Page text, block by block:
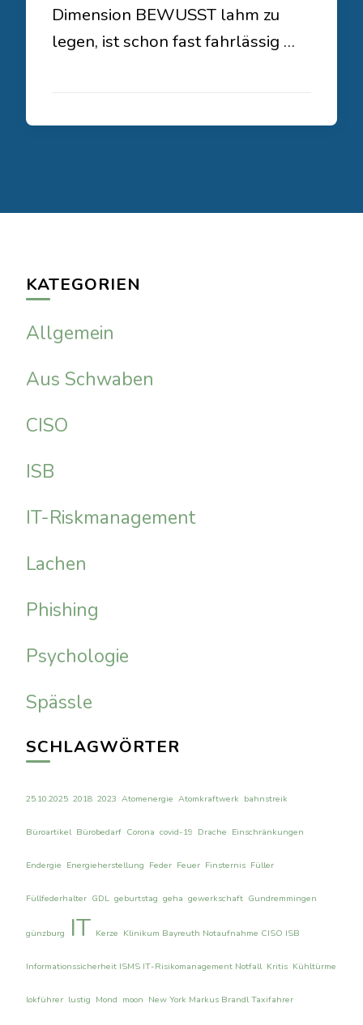
Dimension BEWUSST lahm zu
legen, ist schon fast fahrlässig …
KATEGORIEN
Allgemein
Aus Schwaben
CISO
ISB
IT-Riskmanagement
Lachen
Phishing
Psychologie
Spässle
SCHLAGWÖRTER
25.10.2025 2018 2023 Atomenergie Atomkraftwerk bahnstreik
Büroartikel Bürobedarf Corona covid-19 Drache Einschränkungen
Endergie Energieherstellung Feder Feuer Finsternis Füller
Füllfederhalter GDL geburtstag geha gewerkschaft Gundremmingen
günzburg IT Kerze Klinikum Bayreuth Notaufnahme CISO ISB
Informationssicherheit ISMS IT-Risikomanagement Notfall Kritis Kühltürme
lokführer lustig Mond moon New York Markus Brandl Taxifahrer